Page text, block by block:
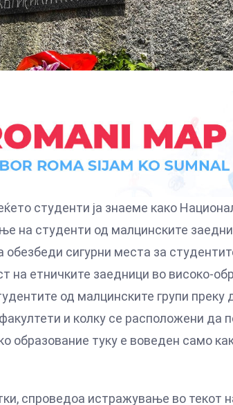
студенти ја знаеме како
на студенти од малцинските
сигурни места за
на етничките заедници во високо-
од малцинските групи преку
и колку се расположени да
образование туку е воведен само
спроведоа истражување во текот